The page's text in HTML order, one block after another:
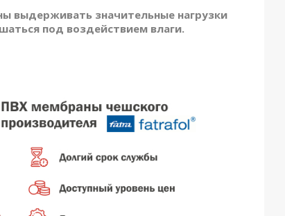
выдерживать значительные нагрузки
под воздействием влаги.